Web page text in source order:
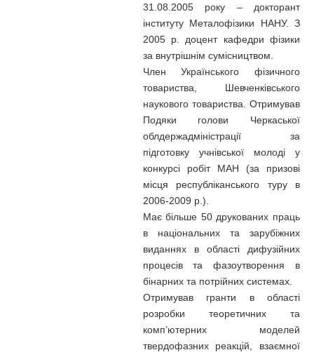
31.08.2005 року – докторант
інституту Металофізики НАНУ. З
2005 р. доцент кафедри фізики
за внутрішнім сумісництвом.
Член Українського фізичного
товариства, Шевченківського
наукового товариства. Отримував
Подяки голови Черкаської
облдержадміністрації за
підготовку учнівської молоді у
конкурсі робіт МАН (за призові
місця республіканського туру в
2006-2009 р.).
Має більше 50 друкованих праць
в національних та зарубіжних
виданнях в області дифузійних
процесів та фазоутворення в
бінарних та потрійних системах.
Отримував гранти в області
розробки теоретичних та
комп’ютерних моделей
твердофазних реакцій, взаємної